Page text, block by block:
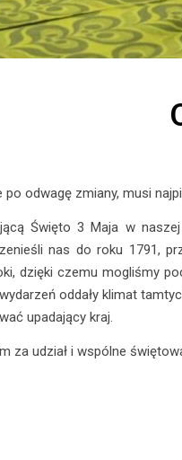
po odwagę zmiany, musi
Święto 3 Maja w
nas do roku 1791,
dzięki czemu mogliśmy
oddały klimat
upadający kraj.
za udział i wspólne